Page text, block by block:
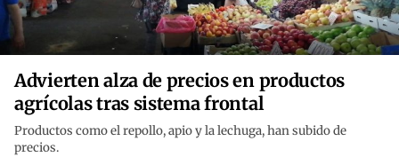
Advierten alza de precios en productos
agrícolas tras sistema frontal
Productos como el repollo, apio y la lechuga, han subido de
precios.